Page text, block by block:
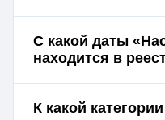
С какой даты
находится в
К какой